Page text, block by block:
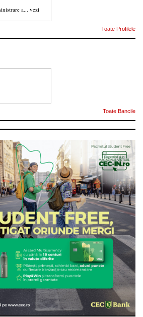
a... vezi
Toate Profilele
Toate Bancile